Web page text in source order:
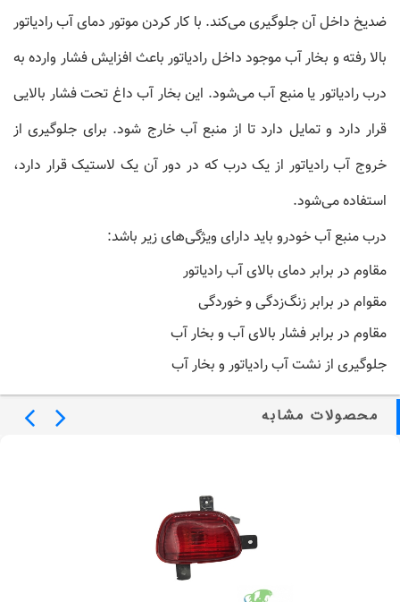
ضدیخ داخل آن جلوگیری می‌کند. با کار کردن موتور دمای آب رادیاتور
بالا رفته و بخار آب موجود داخل رادیاتور باعث افزایش فشار وارده به
درب رادیاتور یا منبع آب می‌شود. این بخار آب داغ تحت فشار بالایی
قرار دارد و تمایل دارد تا از منبع آب خارج شود. برای جلوگیری از
خروج آب رادیاتور از یک درب که در دور آن یک لاستیک قرار دارد،
استفاده می‌شود.
درب منبع آب خودرو باید دارای ویژگی‌های زیر باشد:
مقاوم در برابر دمای بالای آب رادیاتور
مقوام در برابر زنگ‌زدگی و خوردگی
مقاوم در برابر فشار بالای آب و بخار آب
جلوگیری از نشت آب رادیاتور و بخار آب
محصولات مشابه